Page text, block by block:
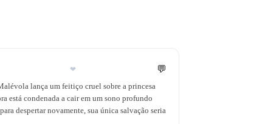
❤ 💬
lança um feitiço cruel sobre a princesa
está condenada a cair em um sono profundo
despertar novamente, sua única salvação seria